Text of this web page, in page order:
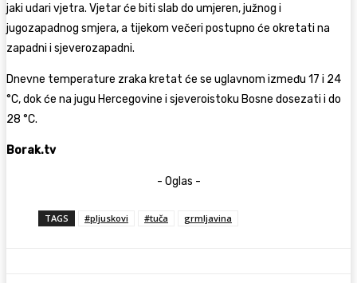
jaki udari vjetra. Vjetar će biti slab do umjeren, južnog i
jugozapadnog smjera, a tijekom večeri postupno će okretati na
zapadni i sjeverozapadni.
Dnevne temperature zraka kretat će se uglavnom između 17 i 24
°C, dok će na jugu Hercegovine i sjeveroistoku Bosne dosezati i do
28 °C.
Borak.tv
- Oglas -
TAGS #pljuskovi #tuča grmljavina